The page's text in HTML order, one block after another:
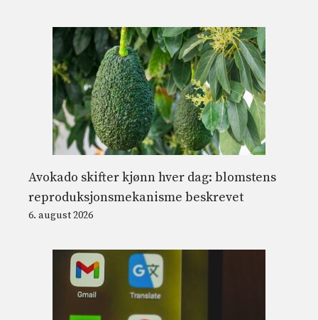
Avokado skifter kjønn hver dag: blomstens
reproduksjonsmekanisme beskrevet
6. august 2026